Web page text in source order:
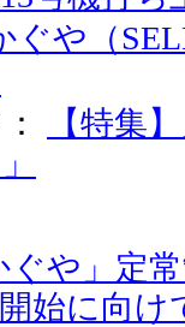
ぐや（
【特集
ぐや」定
始に向